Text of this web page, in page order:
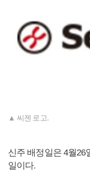
▲ 씨젠 로고.
신주 배정일은 4월26
일이다.